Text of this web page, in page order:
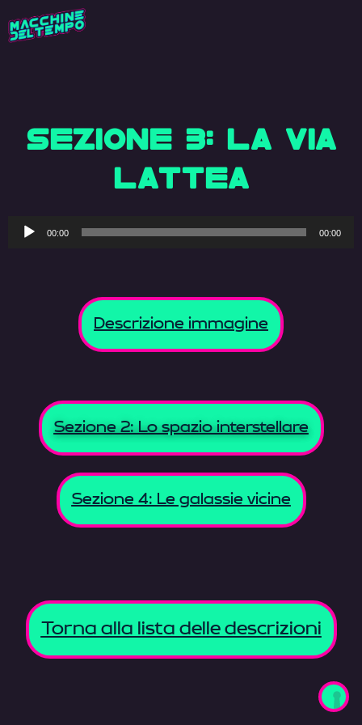
SEZIONE 3: LA VIA
LATTEA
Audio
00:00 00:00
Descrizione immagine
Sezione 2: Lo spazio interstellare
Sezione 4: Le galassie vicine
Torna alla lista delle descrizioni